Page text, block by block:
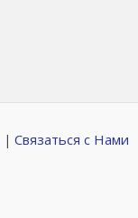
| Связаться с Нами